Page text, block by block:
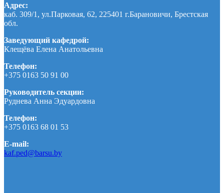
Адрес:
каб. 309/1, ул.Парковая, 62, 225401 г.Барановичи, Брестская
обл.
Заведующий кафедрой:
Клещёва Елена Анатольевна
Телефон:
+375 0163 50 91 00
Руководитель секции:
Руднева Анна Эдуардовна
Телефон:
+375 0163 68 01 53
E-mail:
kaf.ped@barsu.by